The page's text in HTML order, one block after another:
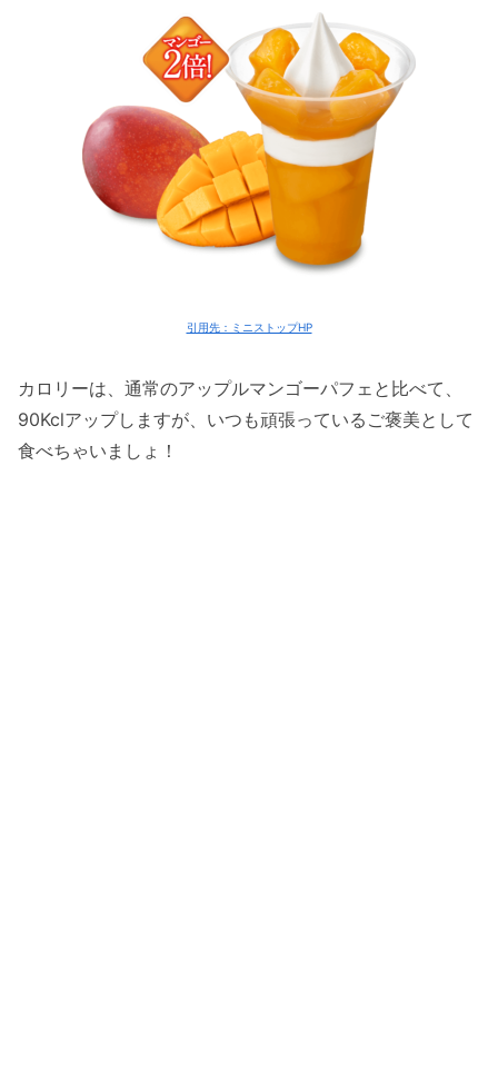
引用先：ミニストップHP
カロリーは、通常のアップルマンゴーパフェと比べて、
90Kclアップしますが、いつも頑張っているご褒美として
食べちゃいましょ！